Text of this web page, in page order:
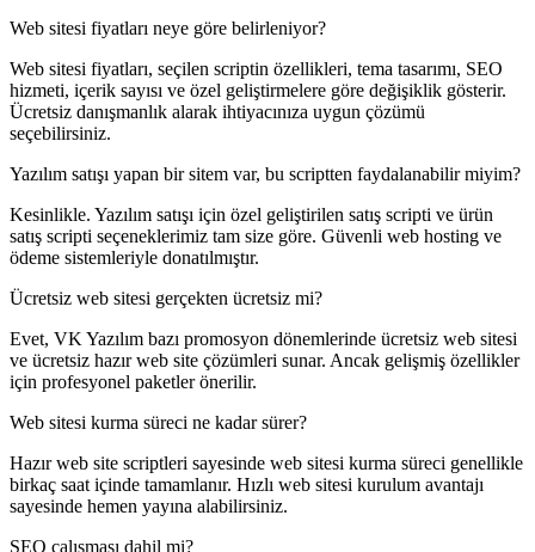
Web sitesi fiyatları neye göre belirleniyor?
Web sitesi fiyatları, seçilen scriptin özellikleri, tema tasarımı, SEO
hizmeti, içerik sayısı ve özel geliştirmelere göre değişiklik gösterir.
Ücretsiz danışmanlık alarak ihtiyacınıza uygun çözümü
seçebilirsiniz.
Yazılım satışı yapan bir sitem var, bu scriptten faydalanabilir miyim?
Kesinlikle. Yazılım satışı için özel geliştirilen satış scripti ve ürün
satış scripti seçeneklerimiz tam size göre. Güvenli web hosting ve
ödeme sistemleriyle donatılmıştır.
Ücretsiz web sitesi gerçekten ücretsiz mi?
Evet, VK Yazılım bazı promosyon dönemlerinde ücretsiz web sitesi
ve ücretsiz hazır web site çözümleri sunar. Ancak gelişmiş özellikler
için profesyonel paketler önerilir.
Web sitesi kurma süreci ne kadar sürer?
Hazır web site scriptleri sayesinde web sitesi kurma süreci genellikle
birkaç saat içinde tamamlanır. Hızlı web sitesi kurulum avantajı
sayesinde hemen yayına alabilirsiniz.
SEO çalışması dahil mi?